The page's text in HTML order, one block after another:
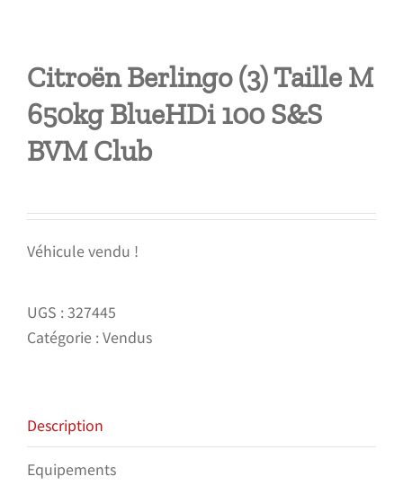
Citroën Berlingo (3) Taille M
650kg BlueHDi 100 S&S
BVM Club
Véhicule vendu !
UGS :327445
Catégorie :Vendus
Description
Equipements